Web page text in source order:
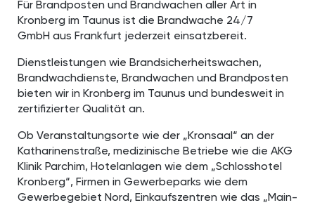
Für Brandposten und Brandwachen aller Art in
Kronberg im Taunus ist die Brandwache 24/7
GmbH aus Frankfurt jederzeit einsatzbereit.
Dienstleistungen wie Brandsicherheitswachen,
Brandwachdienste, Brandwachen und Brandposten
bieten wir in Kronberg im Taunus und bundesweit in
zertifizierter Qualität an.
Ob Veranstaltungsorte wie der „Kronsaal“ an der
Katharinenstraße, medizinische Betriebe wie die AKG
Klinik Parchim, Hotelanlagen wie dem „Schlosshotel
Kronberg“, Firmen in Gewerbeparks wie dem
Gewerbegebiet Nord, Einkaufszentren wie das „Main-